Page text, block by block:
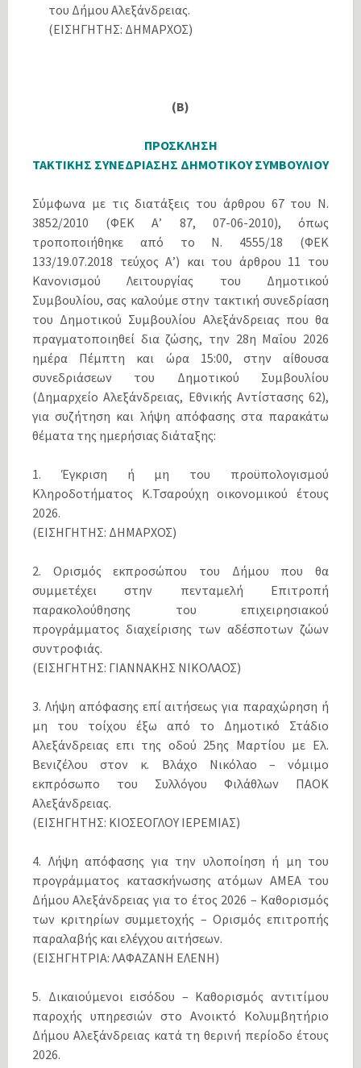
του Δήμου Αλεξάνδρειας.
(ΕΙΣΗΓΗΤΗΣ: ΔΗΜΑΡΧΟΣ)
(Β)
ΠΡΟΣΚΛΗΣΗ
ΤΑΚΤΙΚΗΣ ΣΥΝΕΔΡΙΑΣΗΣ ΔΗΜΟΤΙΚΟΥ ΣΥΜΒΟΥΛΙΟΥ
Σύμφωνα με τις διατάξεις του άρθρου 67 του Ν.
3852/2010 (ΦΕΚ Α’ 87, 07-06-2010), όπως
τροποποιήθηκε από το N. 4555/18 (ΦΕΚ
133/19.07.2018 τεύχος Α’) και του άρθρου 11 του
Κανονισμού Λειτουργίας του Δημοτικού
Συμβουλίου, σας καλούμε στην τακτική συνεδρίαση
του Δημοτικού Συμβουλίου Αλεξάνδρειας που θα
πραγματοποιηθεί δια ζώσης, την 28η Μαΐου 2026
ημέρα Πέμπτη και ώρα 15:00, στην αίθουσα
συνεδριάσεων του Δημοτικού Συμβουλίου
(Δημαρχείο Αλεξάνδρειας, Εθνικής Αντίστασης 62),
για συζήτηση και λήψη απόφασης στα παρακάτω
θέματα της ημερήσιας διάταξης:
1. Έγκριση ή μη του προϋπολογισμού
Κληροδοτήματος Κ.Τσαρούχη οικονομικού έτους
2026.
(ΕΙΣΗΓΗΤΗΣ: ΔΗΜΑΡΧΟΣ)
2. Ορισμός εκπροσώπου του Δήμου που θα
συμμετέχει στην πενταμελή Επιτροπή
παρακολούθησης του επιχειρησιακού
προγράμματος διαχείρισης των αδέσποτων ζώων
συντροφιάς.
(ΕΙΣΗΓΗΤΗΣ: ΓΙΑΝΝΑΚΗΣ ΝΙΚΟΛΑΟΣ)
3. Λήψη απόφασης επί αιτήσεως για παραχώρηση ή
μη του τοίχου έξω από το Δημοτικό Στάδιο
Αλεξάνδρειας επι της οδού 25ης Μαρτίου με Ελ.
Βενιζέλου στον κ. Βλάχο Νικόλαο – νόμιμο
εκπρόσωπο του Συλλόγου Φιλάθλων ΠΑΟΚ
Αλεξάνδρειας.
(ΕΙΣΗΓΗΤΗΣ: ΚΙΟΣΕΟΓΛΟΥ ΙΕΡΕΜΙΑΣ)
4. Λήψη απόφασης για την υλοποίηση ή μη του
προγράμματος κατασκήνωσης ατόμων ΑΜΕΑ του
Δήμου Αλεξάνδρειας για το έτος 2026 – Kαθορισμός
των κριτηρίων συμμετοχής – Ορισμός επιτροπής
παραλαβής και ελέγχου αιτήσεων.
(ΕΙΣΗΓΗΤΡΙΑ: ΛΑΦΑΖΑΝΗ ΕΛΕΝΗ)
5. Δικαιούμενοι εισόδου – Kαθορισμός αντιτίμου
παροχής υπηρεσιών στο Ανοικτό Κολυμβητήριο
Δήμου Αλεξάνδρειας κατά τη θερινή περίοδο έτους
2026.